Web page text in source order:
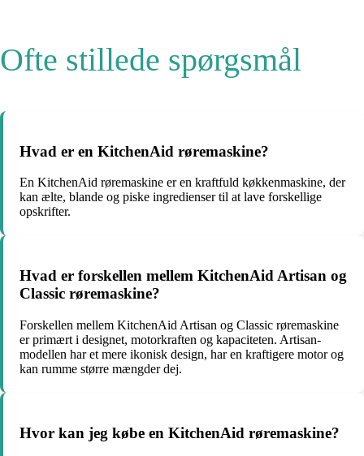
Ofte stillede spørgsmål
Hvad er en KitchenAid røremaskine?
En KitchenAid røremaskine er en kraftfuld køkkenmaskine, der
kan ælte, blande og piske ingredienser til at lave forskellige
opskrifter.
Hvad er forskellen mellem KitchenAid Artisan og
Classic røremaskine?
Forskellen mellem KitchenAid Artisan og Classic røremaskine
er primært i designet, motorkraften og kapaciteten. Artisan-
modellen har et mere ikonisk design, har en kraftigere motor og
kan rumme større mængder dej.
Hvor kan jeg købe en KitchenAid røremaskine?